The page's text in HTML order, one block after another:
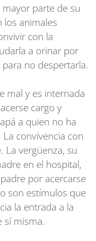
mayor parte de su
los animales
con la
a orinar por
no despertarla.
mal y es internada
cargo y
a quien no ha
convivencia con
La vergüenza, su
en el hospital,
por acercarse
son estímulos que
la entrada a la
sí misma.